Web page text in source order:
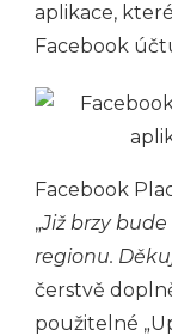
aplikace,
Facebook
Facebook
„Již brzy
regionu.
čerstvě
použitelné